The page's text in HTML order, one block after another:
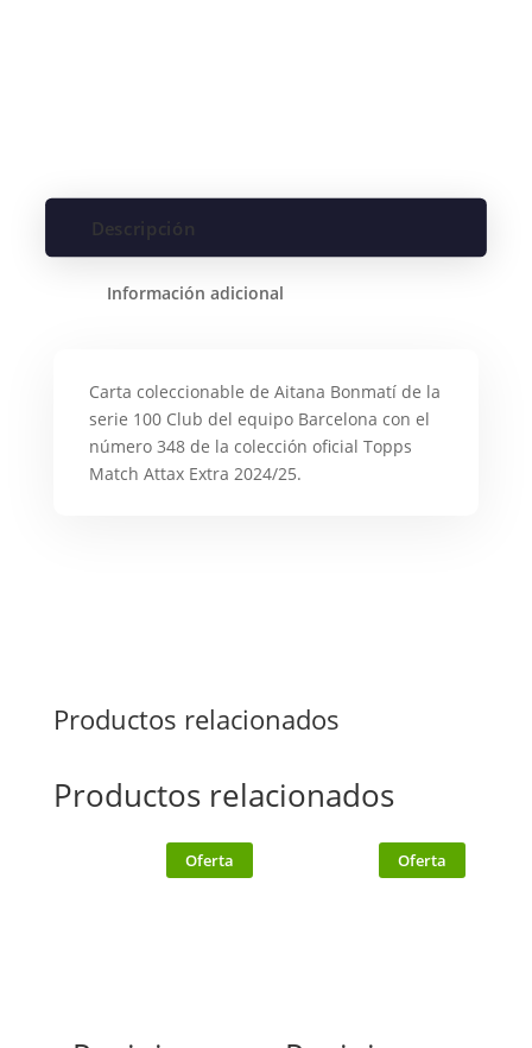
Descripción
Información adicional
Carta coleccionable de Aitana Bonmatí de la
serie 100 Club del equipo Barcelona con el
número 348 de la colección oficial Topps
Match Attax Extra 2024/25.
Productos relacionados
Productos relacionados
Oferta Oferta